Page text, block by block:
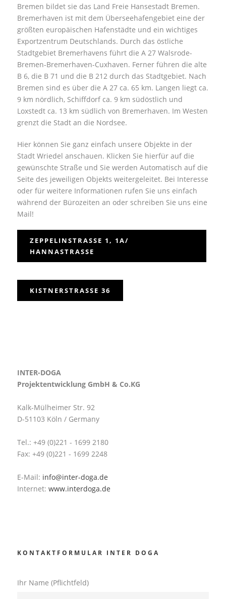
Bremen bildet sie das Land Freie Hansestadt Bremen.
Bremerhaven ist mit dem Überseehafengebiet eine der
größten europäischen Hafenstädte und ein wichtiges
Exportzentrum Deutschlands. Durch das östliche
Stadtgebiet Bremerhavens führt die A 27 Walsrode-
Bremen-Bremerhaven-Cuxhaven. Ferner führen die alte
B 6, die B 71 und die B 212 durch das Stadtgebiet. Nach
Bremen sind es über die A 27 ca. 65 km. Langen liegt ca.
9 km nördlich, Schiffdorf ca. 9 km südöstlich und
Loxstedt ca. 13 km südlich von Bremerhaven. Im Westen
grenzt die Stadt an die Nordsee.
Hier können Sie ganz einfach unsere Objekte in der
Stadt Wriedel anschauen. Klicken Sie hierfür auf die
gewünschte Straße und Sie werden Automatisch auf die
Seite des jeweiligen Objekts weitergeleitet. Bei Interesse
oder für weitere Informationen rufen Sie uns einfach
während der Bürozeiten an oder schreiben Sie uns eine
Mail!
ZEPPELINSTRASSE 1, 1A/ H
ANNASTRASSE
KISTNERSTRASSE 36
INTER-DOGA
Projektentwicklung GmbH & Co.KG
Kalk-Mülheimer Str. 92
D-51103 Köln / Germany
Tel.: +49 (0)221 - 1699 2180
Fax: +49 (0)221 - 1699 2248
E-Mail: info@inter-doga.de
Internet: www.interdoga.de
KONTAKTFORMULAR INTER DOGA
Ihr Name (Pflichtfeld)